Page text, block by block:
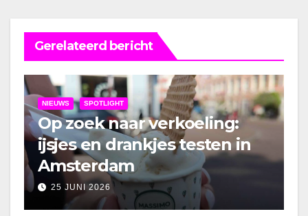
Gerelateerd bericht
NIEUWS SPOTLIGHT
Op zoek naar verkoeling:
ijsjes en drankjes testen in
Amsterdam
25 JUNI 2026